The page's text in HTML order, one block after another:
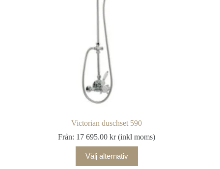
Victorian duschset 590
Från: 17 695.00kr(inkl moms)
Välj alternativ